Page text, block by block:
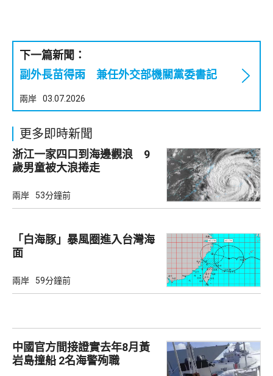
下一篇新聞：
副外長苗得雨 兼任外交部機關黨委書記
兩岸 03.07.2026
更多即時新聞
浙江一家四口到海邊觀浪 9
歲男童被大浪捲走
兩岸 53分鐘前
「白海豚」暴風圈進入台灣海
面
兩岸 59分鐘前
中國官方間接證實去年8月黃
岩島撞船 2名海警殉職